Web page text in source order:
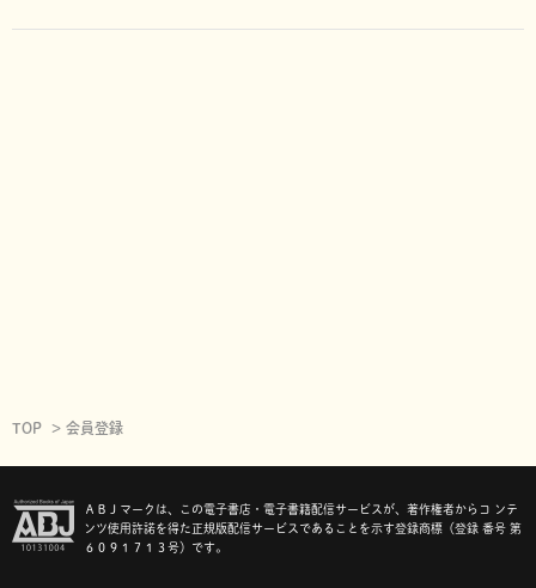
TOP 会員登録
ＡＢＪマークは、この電子書店・電子書籍配信サービスが、著作権者からコ ンテ
ンツ使用許諾を得た正規版配信サービスであることを示す登録商標（登録 番号 第
６０９１７１３号）です。